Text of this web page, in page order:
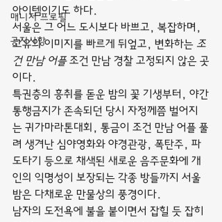
매니저 프로필
공지사항
아이템이기도 하다.
서울은 그 어느 도시보다 바쁘고, 복잡하며,
고유의 이미지를 빠르게 뒤엎고, 변화하는 조
건 만남 어플 조건 만남 경찰 고정되지 않은 곳
이다.
특권층의 흥취를 돋운 밤의 꽃 기생부터, 야간
통행금지가 존속되던 당시 자정께쯤 벌어지
는 귀가마라톤대회, 통금이 조건 만남 어플 풀
려 생겨난 심야영화와 야경관광, 폭탄주, 파
도타기 등으로 채색된 새로운 음주문화에 개
인의 익명성이 보장되는 각종 방들까지 서울
밤은 다채로운 만물상의 풍경이다.
남자의 도전욕에 불을 붙이면서 잡힐 듯 잡히